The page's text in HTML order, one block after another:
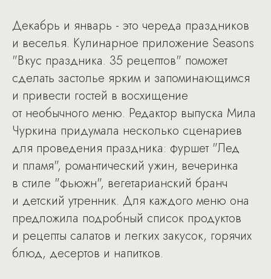
Декабрь и январь - это череда праздников
и веселья. Кулинарное приложение Seasons
"Вкус праздника. 35 рецептов" поможет
сделать застолье ярким и запоминающимся
и привести гостей в восхищение
от необычного меню. Редактор выпуска Мила
Чуркина придумала несколько сценариев
для проведения праздника: фуршет "Лед
и пламя", романтический ужин, вечеринка
в стиле "фьюжн", вегетарианский бранч
и детский утренник. Для каждого меню она
предложила подробный список продуктов
и рецепты салатов и легких закусок, горячих
блюд, десертов и напитков.